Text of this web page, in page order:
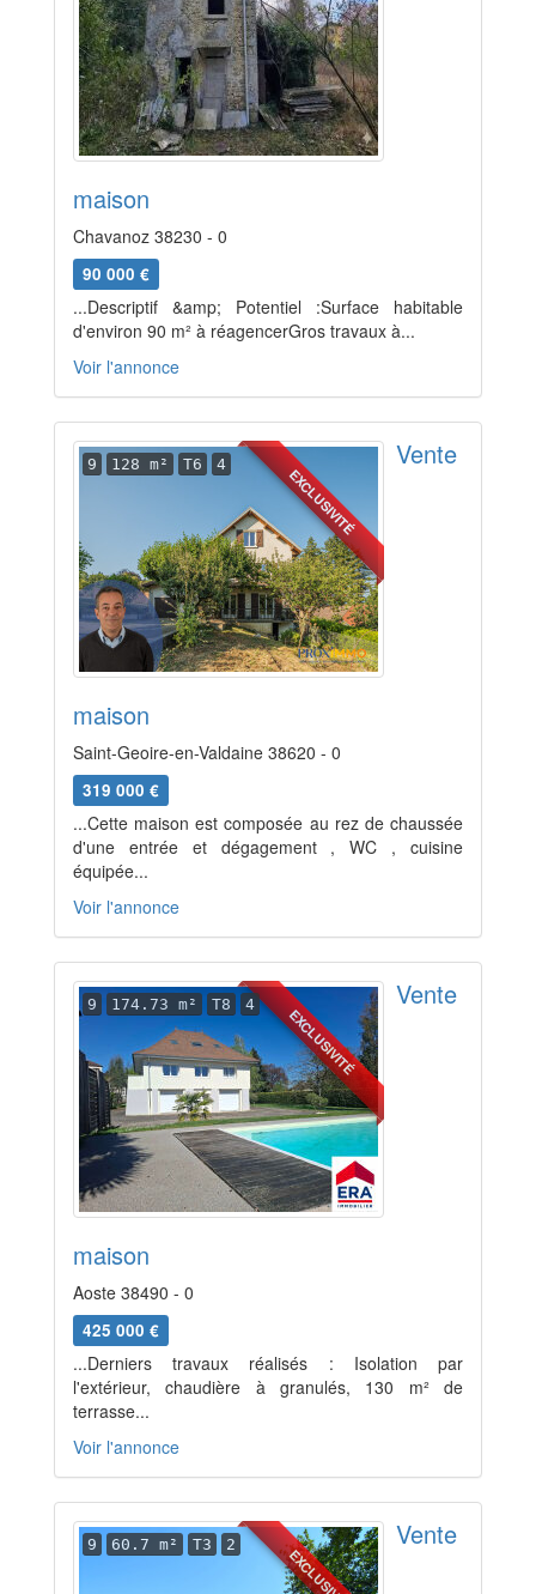
maison
Chavanoz 38230 - 0
90 000 €
...Descriptif &amp; Potentiel :Surface habitable
d'environ 90 m² à réagencerGros travaux à...
Voir l'annonce
EXCLUSIVITÉ
9 128 m² T6 4 Vente
maison
Saint-Geoire-en-Valdaine 38620 - 0
319 000 €
...Cette maison est composée au rez de chaussée
d'une entrée et dégagement , WC , cuisine
équipée...
Voir l'annonce
EXCLUSIVITÉ
9 174.73 m² T8 4 Vente
maison
Aoste 38490 - 0
425 000 €
...Derniers travaux réalisés : Isolation par
l'extérieur, chaudière à granulés, 130 m² de
terrasse...
Voir l'annonce
9 60.7 m² T3 2 Vente